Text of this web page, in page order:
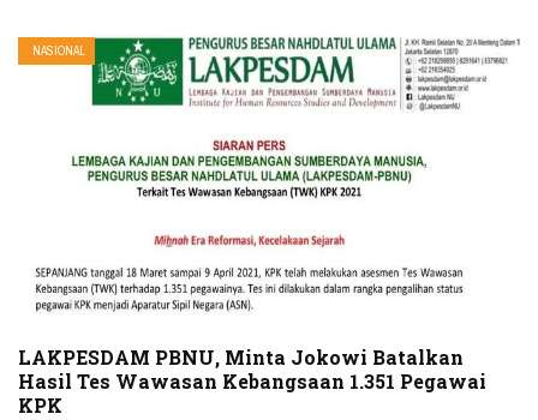
NASIONAL
LAKPESDAM PBNU, Minta Jokowi Batalkan
Hasil Tes Wawasan Kebangsaan 1.351 Pegawai
KPK